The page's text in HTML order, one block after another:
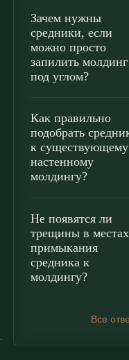
Зачем нужны
средники, если
можно просто
запилить молдинг
под углом?
Как правильно
подобрать
к существующему
настенному
молдингу?
Не появятся ли
трещины в местах
примыкания
средника к
молдингу?
Все